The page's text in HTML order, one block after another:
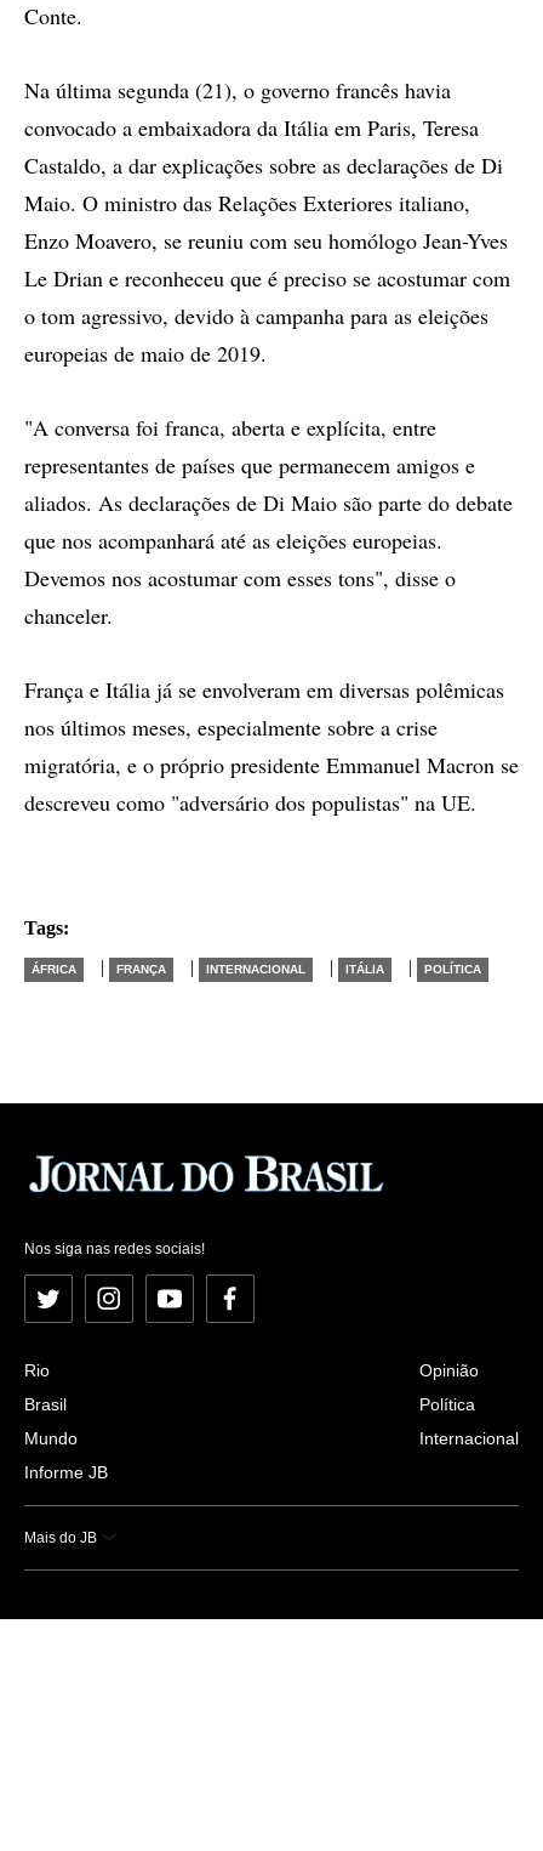
Conte.
Na última segunda (21), o governo francês havia
convocado a embaixadora da Itália em Paris, Teresa
Castaldo, a dar explicações sobre as declarações de Di
Maio. O ministro das Relações Exteriores italiano,
Enzo Moavero, se reuniu com seu homólogo Jean-Yves
Le Drian e reconheceu que é preciso se acostumar com
o tom agressivo, devido à campanha para as eleições
europeias de maio de 2019.
"A conversa foi franca, aberta e explícita, entre
representantes de países que permanecem amigos e
aliados. As declarações de Di Maio são parte do debate
que nos acompanhará até as eleições europeias.
Devemos nos acostumar com esses tons", disse o
chanceler.
França e Itália já se envolveram em diversas polêmicas
nos últimos meses, especialmente sobre a crise
migratória, e o próprio presidente Emmanuel Macron se
descreveu como "adversário dos populistas" na UE.
Tags:
ÁFRICA | FRANÇA | INTERNACIONAL | ITÁLIA | POLÍTICA
Nos siga nas redes sociais!
Twitter InstagramYouTubeFacebook
Rio
Brasil
Mundo
Informe JB
Opinião
Política
Internacional
Mais do JB
Esportes